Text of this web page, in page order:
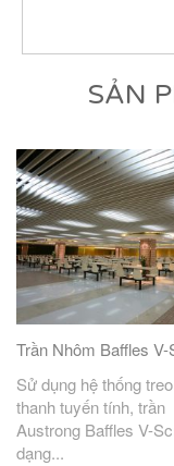
SẢN
Trần Nhôm Baffles
Sử dụng hệ thống
thanh tuyến tính, trần
Austrong Baffles V-
dạng...